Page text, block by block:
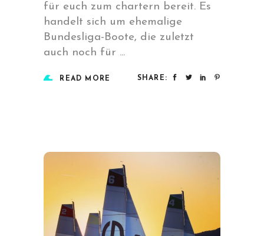
für euch zum chartern bereit. Es
handelt sich um ehemalige
Bundesliga-Boote, die zuletzt
auch noch für
READ MORE SHARE: